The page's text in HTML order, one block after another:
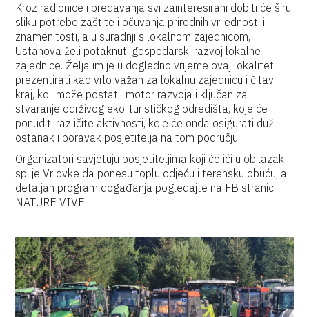
Kroz radionice i predavanja svi zainteresirani dobiti će širu
sliku potrebe zaštite i očuvanja prirodnih vrijednosti i
znamenitosti, a u suradnji s lokalnom zajednicom,
Ustanova želi potaknuti gospodarski razvoj lokalne
zajednice. Želja im je u dogledno vrijeme ovaj lokalitet
prezentirati kao vrlo važan za lokalnu zajednicu i čitav
kraj, koji može postati motor razvoja i ključan za
stvaranje održivog eko-turističkog odredišta, koje će
ponuditi različite aktivnosti, koje će onda osigurati duži
ostanak i boravak posjetitelja na tom području.
Organizatori savjetuju posjetiteljima koji će ići u obilazak
spilje Vrlovke da ponesu toplu odjeću i terensku obuću, a
detaljan program događanja pogledajte na FB stranici
NATURE VIVE.